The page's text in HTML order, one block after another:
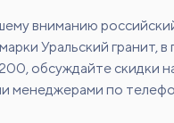
вниманию
Уральский гранит,
обсуждайте скидки
менеджерами по